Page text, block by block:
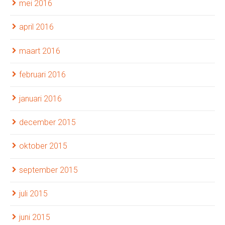
mei 2016
april 2016
maart 2016
februari 2016
januari 2016
december 2015
oktober 2015
september 2015
juli 2015
juni 2015